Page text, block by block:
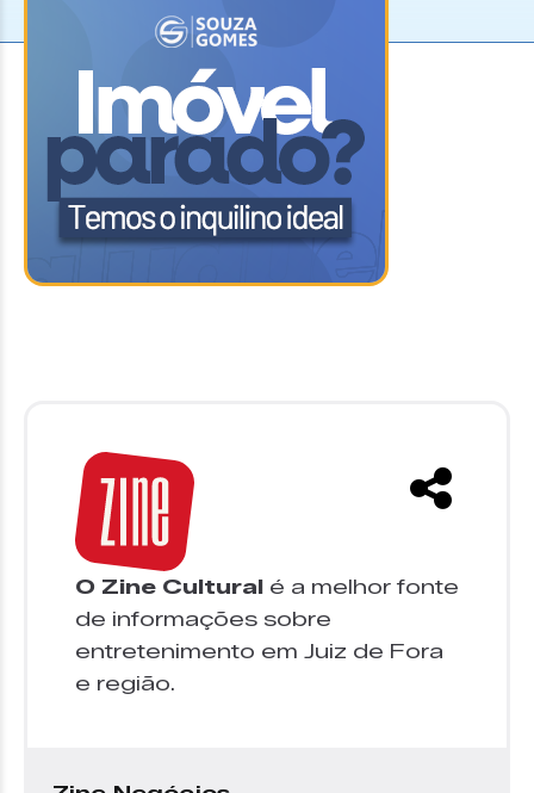
O Zine Cultural é a melhor fonte
de informações sobre
entretenimento em Juiz de Fora
e região.